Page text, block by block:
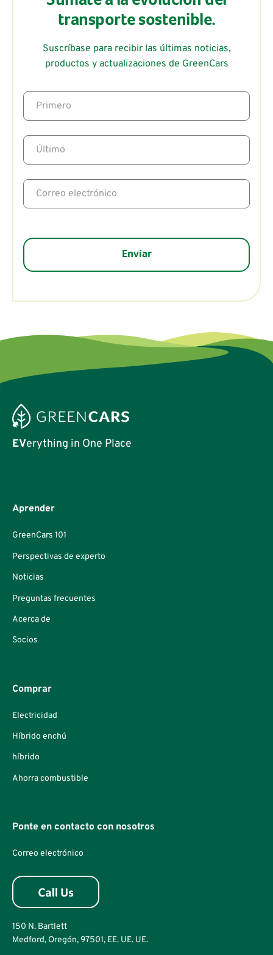
transporte sostenible.
Suscríbase para recibir las últimas noticias,
productos y actualizaciones de GreenCars
EVerything in One Place
Aprender
GreenCars 101
Perspectivas de experto
Noticias
Preguntas frecuentes
Acerca de
Socios
Comprar
Electricidad
Híbrido enchú
híbrido
Ahorra combustible
Ponte en contacto con nosotros
Correo electrónico
150 N. Bartlett
Medford, Oregón, 97501, EE. UE. UE.